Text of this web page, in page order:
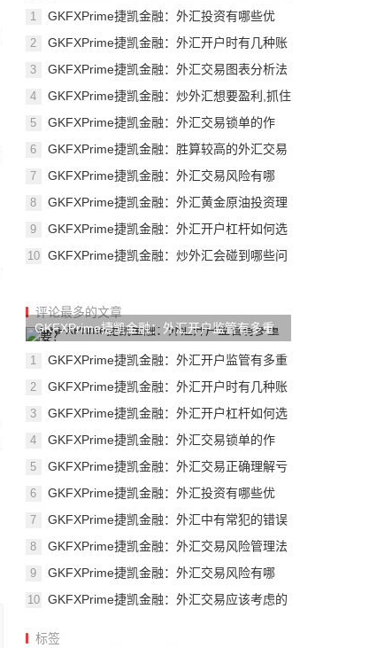
势？
1
GKFXPrime捷凯金融：外汇投资有哪些优
2
GKFXPrime捷凯金融：外汇开户时有几种账
3
GKFXPrime捷凯金融：外汇交易图表分析法
4
GKFXPrime捷凯金融：炒外汇想要盈利,抓住
5
GKFXPrime捷凯金融：外汇交易锁单的作
6
GKFXPrime捷凯金融：胜算较高的外汇交易
7
GKFXPrime捷凯金融：外汇交易风险有哪
8
GKFXPrime捷凯金融：外汇黄金原油投资理
9
GKFXPrime捷凯金融：外汇开户杠杆如何选
10
GKFXPrime捷凯金融：炒外汇会碰到哪些问
评论最多的文章
GKFXPrime捷凯金融：外汇开户监管有多重
要？
1
GKFXPrime捷凯金融：外汇开户监管有多重
2
GKFXPrime捷凯金融：外汇开户时有几种账
3
GKFXPrime捷凯金融：外汇开户杠杆如何选
4
GKFXPrime捷凯金融：外汇交易锁单的作
5
GKFXPrime捷凯金融：外汇交易正确理解亏
6
GKFXPrime捷凯金融：外汇投资有哪些优
7
GKFXPrime捷凯金融：外汇中有常犯的错误
8
GKFXPrime捷凯金融：外汇交易风险管理法
9
GKFXPrime捷凯金融：外汇交易风险有哪
10
GKFXPrime捷凯金融：外汇交易应该考虑的
标签